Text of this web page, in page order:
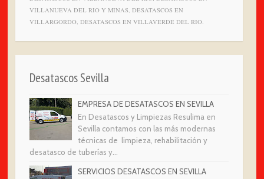
VILLANUEVA DEL RIO Y MINAS, DESATASCOS EN
VILLARGORDO, DESATASCOS EN VILLAVERDE DEL RIO.
Desatascos Sevilla
EMPRESA DE DESATASCOS EN SEVILLA
En Desatascos y Limpiezas Resulima en
Sevilla contamos con las más modernas
técnicas de limpieza, rehabilitación y
desatasco de tuberías y...
SERVICIOS DESATASCOS EN SEVILLA